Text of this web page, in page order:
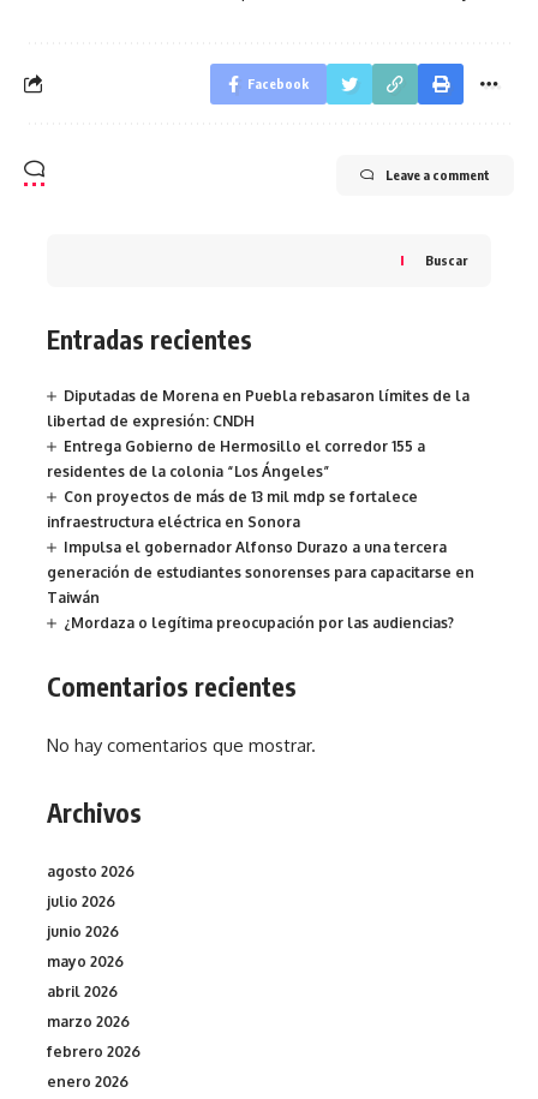
Facebook
Leave a comment
Buscar
Entradas recientes
Diputadas de Morena en Puebla rebasaron límites de la
libertad de expresión: CNDH
Entrega Gobierno de Hermosillo el corredor 155 a
residentes de la colonia “Los Ángeles”
Con proyectos de más de 13 mil mdp se fortalece
infraestructura eléctrica en Sonora
Impulsa el gobernador Alfonso Durazo a una tercera
generación de estudiantes sonorenses para capacitarse en
Taiwán
¿Mordaza o legítima preocupación por las audiencias?
Comentarios recientes
No hay comentarios que mostrar.
Archivos
agosto 2026
julio 2026
junio 2026
mayo 2026
abril 2026
marzo 2026
febrero 2026
enero 2026